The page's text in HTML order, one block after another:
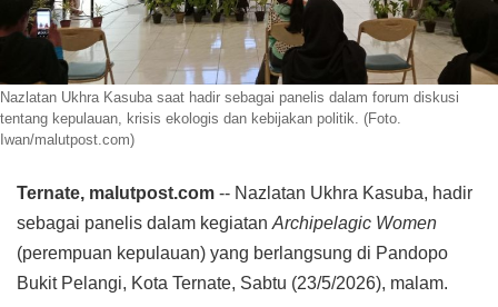
Nazlatan Ukhra Kasuba saat hadir sebagai panelis dalam forum diskusi
tentang kepulauan, krisis ekologis dan kebijakan politik. (Foto.
Iwan/malutpost.com)
Ternate, malutpost.com -- Nazlatan Ukhra Kasuba, hadir
sebagai panelis dalam kegiatan Archipelagic Women
(perempuan kepulauan) yang berlangsung di Pandopo
Bukit Pelangi, Kota Ternate, Sabtu (23/5/2026), malam.